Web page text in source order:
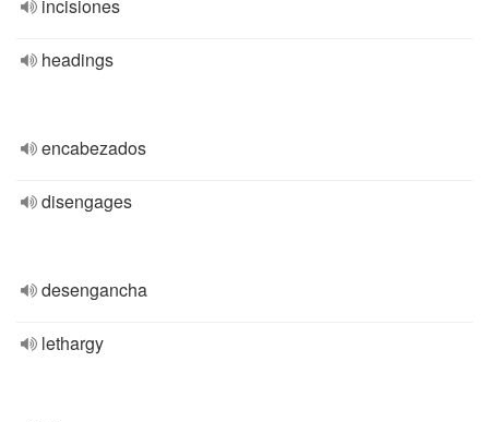
incisiones
headings
encabezados
disengages
desengancha
lethargy